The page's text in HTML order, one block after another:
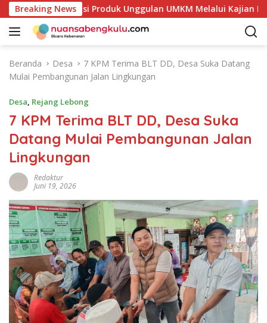
a
Breaking News
Potensi Produk Unggulan UMKM Melalui Kajian Bank
Beranda Desa
7 KPM Terima BLT DD, Desa Suka Datang
Mulai Pembangunan Jalan Lingkungan
Desa, Rejang Lebong
7 KPM Terima BLT DD, Desa Suka
Datang Mulai Pembangunan Jalan
Lingkungan
Redaktur
Juni 19, 2026